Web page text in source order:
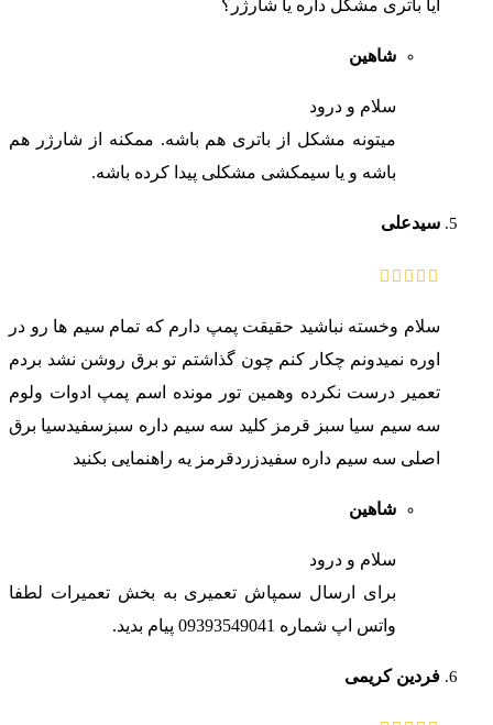
آیا باتری مشکل داره یا شارژر؟
شاهین
سلام و درود
میتونه مشکل از باتری هم باشه. ممکنه از شارژر هم
باشه و یا سیمکشی مشکلی پیدا کرده باشه.
سیدعلی
سلام وخسته نباشید حقیقت پمپ دارم که تمام سیم ها رو در
اوره نمیدونم چکار کنم چون گذاشتم تو برق روشن نشد بردم
تعمیر درست نکرده وهمین تور مونده اسم پمپ ادوات ولوم
سه سیم سیا سبز قرمز کلید سه سیم داره سبزسفیدسیا برق
اصلی سه سیم داره سفیدزردقرمز یه راهنمایی بکنید
شاهین
سلام و درود
برای ارسال سمپاش تعمیری به بخش تعمیرات لطفا
واتس اپ شماره 09393549041 پیام بدید.
فردین کریمی